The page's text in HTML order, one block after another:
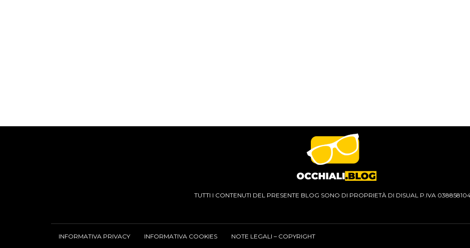
TUTTI I CONTENUTI DEL PRESENTE BLOG SONO DI PROPRIETÀ DI DISUAL P.IVA
INFORMATIVA PRIVACY INFORMATIVA COOKIES NOTE LEGALI – COPYRIGHT